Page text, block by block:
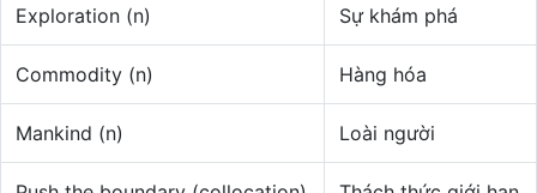
Exploration (n) Sự khám phá
Commodity (n) Hàng hóa
Mankind (n) Loài người